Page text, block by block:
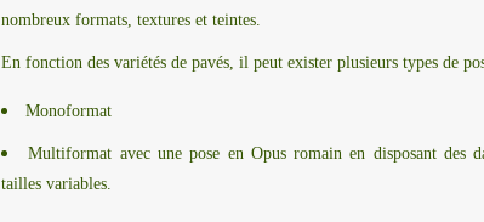
nombreux formats, textures et teintes.
En fonction des variétés de pavés, il peut exister plusieurs types de
Monoformat
Multiformat avec une pose en Opus romain en disposant des
tailles variables.